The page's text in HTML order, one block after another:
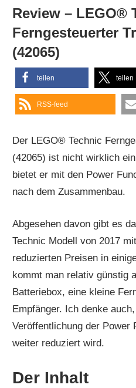
Review – LEGO®
Ferngesteuerter
(42065)
teilen teilen
RSS-feed
Der LEGO® Technic
(42065) ist nicht wirklich
bietet er mit den Power
nach dem Zusammenbau.
Abgesehen davon gibt es
Technic Modell von 2017
reduzierten Preisen in
kommt man relativ günstig
Batteriebox, eine kleine
Empfänger. Ich denke
Veröffentlichung der Power
weiter reduziert wird.
Der Inhalt